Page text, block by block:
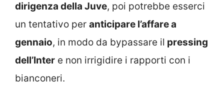
dirigenza della Juve, poi potrebbe esserci
un tentativo per anticipare l’affare a
gennaio, in modo da bypassare il pressing
dell’Inter e non irrigidire i rapporti con i
bianconeri.